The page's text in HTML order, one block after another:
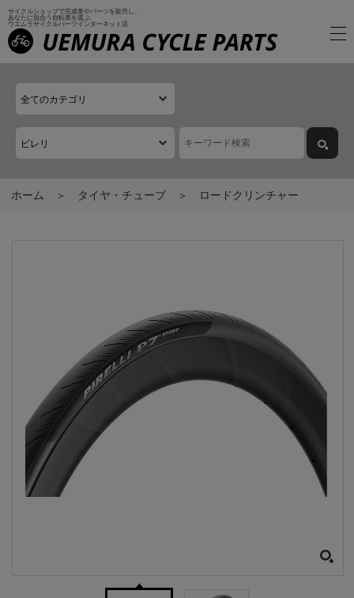
サイクルショップで完成車やパーツを販売し、
あなたに似合う自転車を選ぶ、
ウエムラサイクルパーツインターネット店
ホーム タイヤ・チューブ ロードクリンチャー